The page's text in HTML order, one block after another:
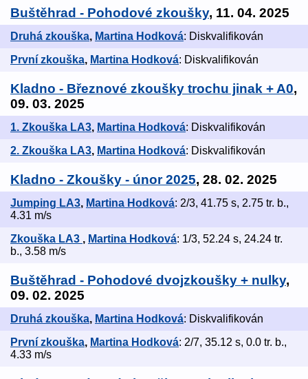
Buštěhrad - Pohodové zkoušky, 11. 04. 2025
Druhá zkouška, Martina Hodková: Diskvalifikován
První zkouška, Martina Hodková: Diskvalifikován
Kladno - Březnové zkoušky trochu jinak + A0,
09. 03. 2025
1. Zkouška LA3, Martina Hodková: Diskvalifikován
2. Zkouška LA3, Martina Hodková: Diskvalifikován
Kladno - Zkoušky - únor 2025, 28. 02. 2025
Jumping LA3, Martina Hodková: 2/3, 41.75 s, 2.75 tr. b.,
4.31 m/s
Zkouška LA3 , Martina Hodková: 1/3, 52.24 s, 24.24 tr.
b., 3.58 m/s
Buštěhrad - Pohodové dvojzkoušky + nulky,
09. 02. 2025
Druhá zkouška, Martina Hodková: Diskvalifikován
První zkouška, Martina Hodková: 2/7, 35.12 s, 0.0 tr. b.,
4.33 m/s